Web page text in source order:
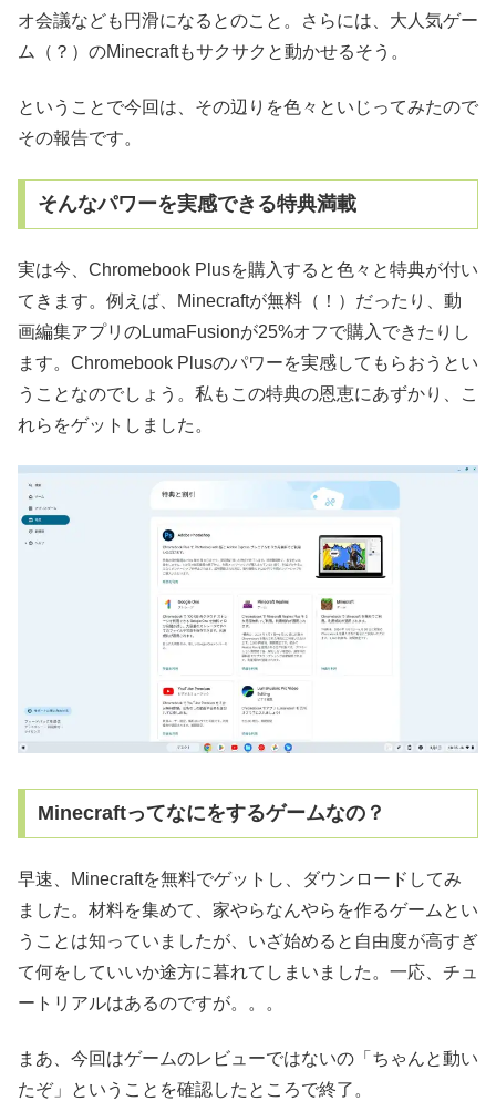
オ会議なども円滑になるとのこと。さらには、大人気ゲー
ム（？）のMinecraftもサクサクと動かせるそう。
ということで今回は、その辺りを色々といじってみたので
その報告です。
そんなパワーを実感できる特典満載
実は今、Chromebook Plusを購入すると色々と特典が付い
てきます。例えば、Minecraftが無料（！）だったり、動
画編集アプリのLumaFusionが25%オフで購入できたりし
ます。Chromebook Plusのパワーを実感してもらおうとい
うことなのでしょう。私もこの特典の恩恵にあずかり、こ
れらをゲットしました。
Minecraftってなにをするゲームなの？
早速、Minecraftを無料でゲットし、ダウンロードしてみ
ました。材料を集めて、家やらなんやらを作るゲームとい
うことは知っていましたが、いざ始めると自由度が高すぎ
て何をしていいか途方に暮れてしまいました。一応、チュ
ートリアルはあるのですが。。。
まあ、今回はゲームのレビューではないの「ちゃんと動い
たぞ」ということを確認したところで終了。